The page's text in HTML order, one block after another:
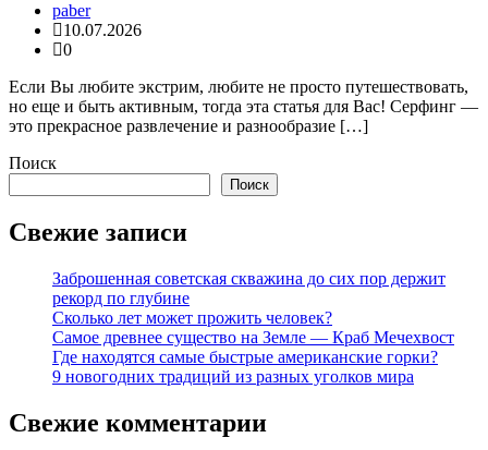
paber
10.07.2026
0
Если Вы любите экстрим, любите не просто путешествовать,
но еще и быть активным, тогда эта статья для Вас! Серфинг —
это прекрасное развлечение и разнообразие […]
Поиск
Поиск
Свежие записи
Заброшенная советская скважина до сих пор держит
рекорд по глубине
Сколько лет может прожить человек?
Самое древнее существо на Земле — Краб Мечехвост
Где находятся самые быстрые американские горки?
9 новогодних традиций из разных уголков мира
Свежие комментарии